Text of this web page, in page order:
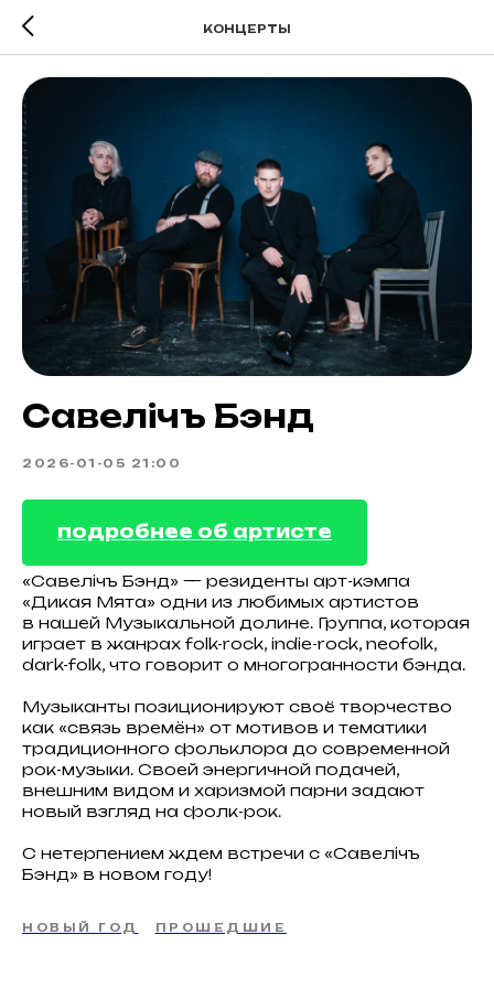
КОНЦЕРТЫ
Савелiчъ Бэнд
2026-01-05 21:00
подробнее об артисте
«Савелiчъ Бэнд» — резиденты арт-кэмпа
«Дикая Мята» одни из любимых артистов
в нашей Музыкальной долине. Группа, которая
играет в жанрах folk-rock, indie-rock, neofolk,
dark-folk, что говорит о многогранности бэнда.
Музыканты позиционируют своё творчество
как «связь времëн» от мотивов и тематики
традиционного фольклора до современной
рок-музыки. Своей энергичной подачей,
внешним видом и харизмой парни задают
новый взгляд на фолк-рок.
С нетерпением ждем встречи с «Савелiчъ
Бэнд» в новом году!
НОВЫЙ ГОД ПРОШЕДШИЕ